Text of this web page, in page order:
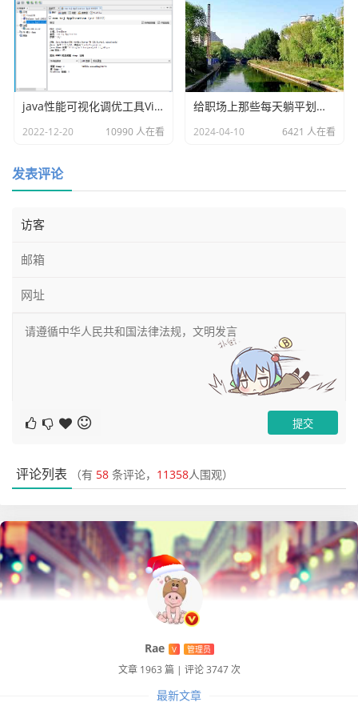
面试官的心理是这样的，初看简历，还行，学历和背景都挺
匹配的，大概给个75分。第一个问题，回答的马马虎虎，好
到最后，面试官就犯难了，招进来，事情肯定能做，但似乎
也不能指望做的有多好。
但很遗憾，这种纠结到了最后，大多数都是未能Pass。毕
案。
1、懂"管理"，不太懂"技术"。任何公司，管理岗总是少数
的，而且这些岗位总是由内部员工逐渐成长起来担任的，所
以懂不懂"管理"，大多数情况下真的不是一件特别重要的事
情。
所以现代社会，不再强调所谓的"管理"，而是"领导力"；Ma
nager这个词用的越来越少，Leader这个词用的越来越多。
多谈谈"领导力"，少谈谈"管理"。
2、迷茫。我知道你很迷茫，我也很迷茫。但这里不是心理
java性能可视化调优工具VisualVM
2022-12-20 10990 人在看
给职场上那些每天躺平划水人的忠告
2024-04-10 6421 人在看
发表评论
评论列表 （有 58 条评论， 11358人围观）
Rae V 管理员
文章 1963 篇 | 评论 3747 次
最新文章